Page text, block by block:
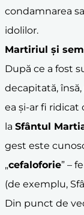
condamnarea
idolilor.
Martiriul și
După ce a fost
decapitată,
ea și-ar fi ridicat
la Sfântul
gest este
„cefaloforie” –
(de exemplu,
Din punct de